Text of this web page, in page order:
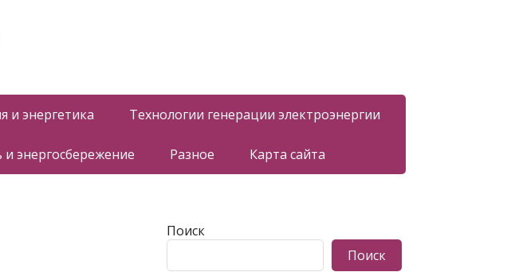
и энергетика Технологии генерации электроэнергии
энергосбережение Разное Карта сайта
Поиск
Поиск